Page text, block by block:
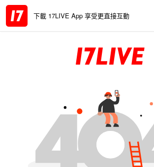
下載 17LIVE App 享受更直接互動